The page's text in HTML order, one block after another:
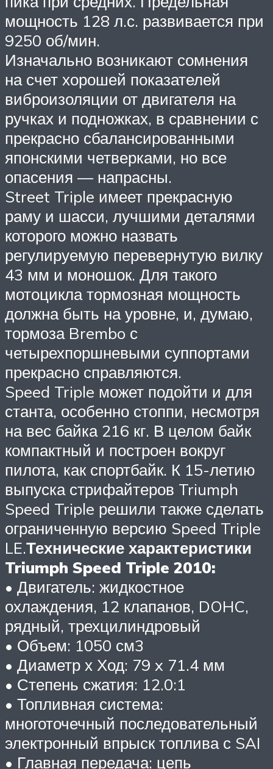
мощность 128 л.с. развивается при
9250 об/мин.
Изначально возникают сомнения
на счет хорошей показателей
виброизоляции от двигателя на
ручках и подножках, в сравнении с
прекрасно сбалансированными
японскими четверками, но все
опасения — напрасны.
Street Triple имеет прекрасную
раму и шасси, лучшими деталями
которого можно назвать
регулируемую перевернутую вилку
43 мм и моношок. Для такого
мотоцикла тормозная мощность
должна быть на уровне, и, думаю,
тормоза Brembo с
четырехпоршневыми суппортами
прекрасно справляются.
Speed Triple может подойти и для
станта, особенно стоппи, несмотря
на вес байка 216 кг. В целом байк
компактный и построен вокруг
пилота, как спортбайк. К 15-летию
выпуска стрифайтеров Triumph
Speed Triple решили также сделать
ограниченную версию Speed Triple
LE.Технические характеристики
Triumph Speed Triple 2010:
• Двигатель: жидкостное
охлаждения, 12 клапанов, DOHC,
рядный, трехцилиндровый
• Объем: 1050 см3
• Диаметр х Ход: 79 x 71.4 мм
• Степень сжатия: 12.0:1
• Топливная система:
многоточечный последовательный
электронный впрыск топлива с SAI
• Главная передача: цепь